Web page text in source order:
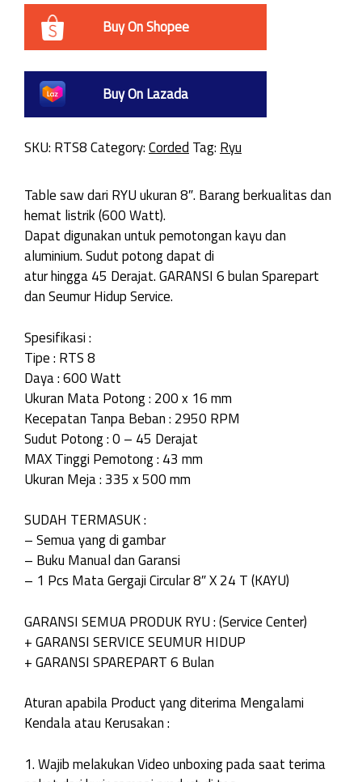
Buy On Shopee
Buy On Lazada
SKU: RTS8Category:Corded Tag: Ryu
Table saw dari RYU ukuran 8″. Barang berkualitas dan
hemat listrik (600 Watt).
Dapat digunakan untuk pemotongan kayu dan
aluminium. Sudut potong dapat di
atur hingga 45 Derajat. GARANSI 6 bulan Sparepart
dan Seumur Hidup Service.
Spesifikasi :
Tipe : RTS 8
Daya : 600 Watt
Ukuran Mata Potong : 200 x 16 mm
Kecepatan Tanpa Beban : 2950 RPM
Sudut Potong : 0 – 45 Derajat
MAX Tinggi Pemotong : 43 mm
Ukuran Meja : 335 x 500 mm
SUDAH TERMASUK :
– Semua yang di gambar
– Buku Manual dan Garansi
– 1 Pcs Mata Gergaji Circular 8″ X 24 T (KAYU)
GARANSI SEMUA PRODUK RYU : (Service Center)
+ GARANSI SERVICE SEUMUR HIDUP
+ GARANSI SPAREPART 6 Bulan
Aturan apabila Product yang diterima Mengalami
Kendala atau Kerusakan :
1. Wajib melakukan Video unboxing pada saat terima